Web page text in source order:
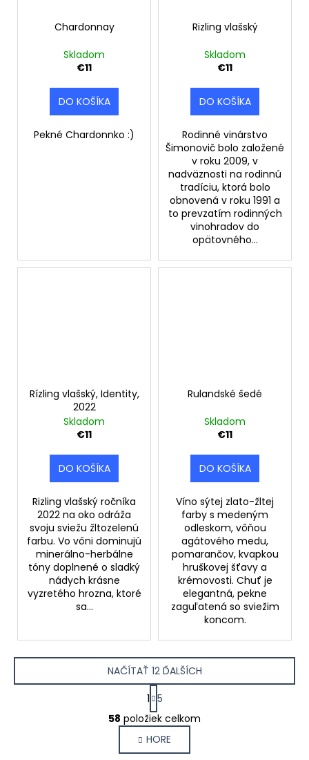
Chardonnay
Skladom
€11
DO KOŠÍKA
Pekné Chardonnko :)
Rizling vlašský
Skladom
€11
DO KOŠÍKA
Rodinné vinárstvo
Šimonovič bolo založené
v roku 2009, v
nadväznosti na rodinnú
tradíciu, ktorá bolo
obnovená v roku 1991 a
to prevzatím rodinných
vinohradov do
opätovného...
Rízling vlašský, Identity,
2022
Skladom
€11
DO KOŠÍKA
Rizling vlašský ročníka
2022 na oko odráža
svoju sviežu žltozelenú
farbu. Vo vôni dominujú
minerálno-herbálne
tóny doplnené o sladký
nádych krásne
vyzretého hrozna, ktoré
sa...
Rulandské šedé
Skladom
€11
DO KOŠÍKA
Víno sýtej zlato-žltej
farby s medeným
odleskom, vôňou
agátového medu,
pomarančov, kvapkou
hruškovej šťavy a
krémovosti. Chuť je
elegantná, pekne
zaguľatená so sviežim
koncom.
O
v
l
NAČÍTAŤ 12 ĎALŠÍCH
S
t
r
á
n
k
1 5
58 položiek celkom
HORE